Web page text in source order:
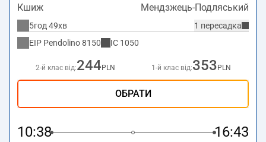
Кшиж Мендзжець-Подляський
1 пересадка
5год 49хв
EIP Pendolino8150 IC 1050
2-й клас від:244 PLN 1-й клас від:353 PLN
ОБРАТИ
10:38 16:43